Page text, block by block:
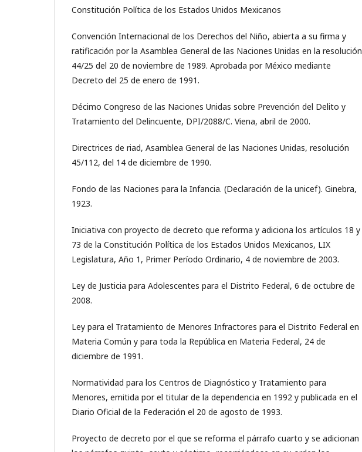
Constitución Política de los Estados Unidos Mexicanos
Convención Internacional de los Derechos del Niño, abierta a su firma y
ratificación por la Asamblea General de las Naciones Unidas en la resolución
44/25 del 20 de noviembre de 1989. Aprobada por México mediante
Decreto del 25 de enero de 1991.
Décimo Congreso de las Naciones Unidas sobre Prevención del Delito y
Tratamiento del Delincuente, DPI/2088/C. Viena, abril de 2000.
Directrices de riad, Asamblea General de las Naciones Unidas, resolución
45/112, del 14 de diciembre de 1990.
Fondo de las Naciones para la Infancia. (Declaración de la unicef). Ginebra,
1923.
Iniciativa con proyecto de decreto que reforma y adiciona los artículos 18 y
73 de la Constitución Política de los Estados Unidos Mexicanos, LIX
Legislatura, Año 1, Primer Período Ordinario, 4 de noviembre de 2003.
Ley de Justicia para Adolescentes para el Distrito Federal, 6 de octubre de
2008.
Ley para el Tratamiento de Menores Infractores para el Distrito Federal en
Materia Común y para toda la República en Materia Federal, 24 de
diciembre de 1991.
Normatividad para los Centros de Diagnóstico y Tratamiento para
Menores, emitida por el titular de la dependencia en 1992 y publicada en el
Diario Oficial de la Federación el 20 de agosto de 1993.
Proyecto de decreto por el que se reforma el párrafo cuarto y se adicionan